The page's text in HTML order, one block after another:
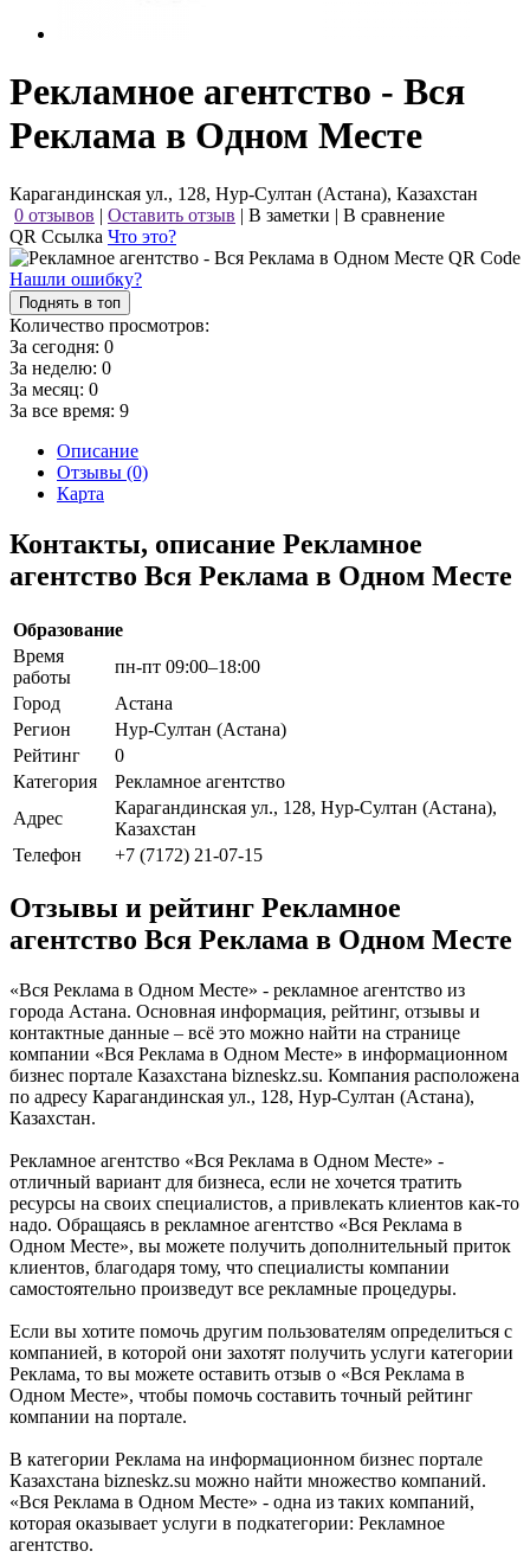
Рекламное агентство - Вся
Реклама в Одном Месте
Карагандинская ул., 128, Нур-Султан (Астана), Казахстан
0 отзывов | Оставить отзыв | В заметки | В сравнение
QR Ссылка Что это?
Нашли ошибку?
Поднять в топ
Количество просмотров:
За сегодня: 0
За неделю: 0
За месяц: 0
За все время: 9
Описание
Отзывы (0)
Карта
Контакты, описание Рекламное
агентство Вся Реклама в Одном Месте
Образование
Время
работы
пн-пт 09:00–18:00
Город
Астана
Регион
Нур-Султан (Астана)
Рейтинг
0
Категория
Рекламное агентство
Адрес
Карагандинская ул., 128, Нур-Султан (Астана),
Казахстан
Телефон
+7 (7172) 21-07-15
Отзывы и рейтинг Рекламное
агентство Вся Реклама в Одном Месте
«Вся Реклама в Одном Месте» - рекламное агентство из
города Астана. Основная информация, рейтинг, отзывы и
контактные данные – всё это можно найти на странице
компании «Вся Реклама в Одном Месте» в информационном
бизнес портале Казахстана bizneskz.su. Компания расположена
по адресу Карагандинская ул., 128, Нур-Султан (Астана),
Казахстан.
Рекламное агентство «Вся Реклама в Одном Месте» -
отличный вариант для бизнеса, если не хочется тратить
ресурсы на своих специалистов, а привлекать клиентов как-то
надо. Обращаясь в рекламное агентство «Вся Реклама в
Одном Месте», вы можете получить дополнительный приток
клиентов, благодаря тому, что специалисты компании
самостоятельно произведут все рекламные процедуры.
Если вы хотите помочь другим пользователям определиться с
компанией, в которой они захотят получить услуги категории
Реклама, то вы можете оставить отзыв о «Вся Реклама в
Одном Месте», чтобы помочь составить точный рейтинг
компании на портале.
В категории Реклама на информационном бизнес портале
Казахстана bizneskz.su можно найти множество компаний.
«Вся Реклама в Одном Месте» - одна из таких компаний,
которая оказывает услуги в подкатегории: Рекламное
агентство.